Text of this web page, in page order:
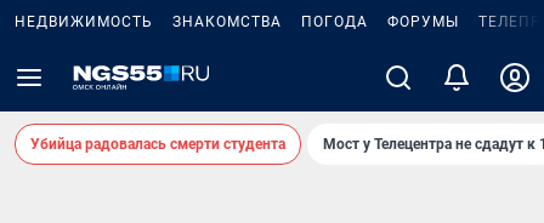
НЕДВИЖИМОСТЬ ЗНАКОМСТВА ПОГОДА ФОРУМЫ
Убийца радовалась смерти студента Мост у Телецентра не сдадут к